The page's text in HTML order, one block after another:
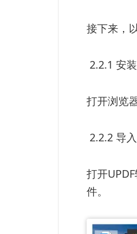
接下来，
2.2.1 安
打开浏览
2.2.2 导
打开
件。